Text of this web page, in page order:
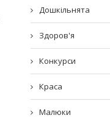
Дошкільнята
Здоров'я
Конкурси
Краса
Малюки